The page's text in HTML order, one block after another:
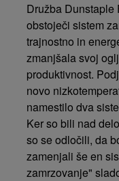
Družba Dunstaple
obstoječi sistem
trajnostno in
zmanjšala svoj
produktivnost.
novo
namestilo dva
Ker so bili nad
so se odločili, da
zamenjali še en
zamrzovanje"